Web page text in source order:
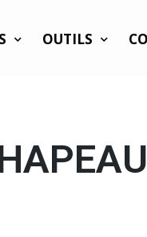
OUTILS